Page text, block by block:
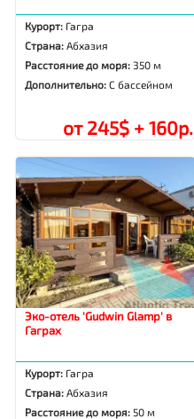
Курорт: Гагра
Страна: Абхазия
Расстояние до моря: 350 м
Дополнительно:С бассейном
от 245$ + 160р.
Эко-отель 'Gudwin Glamp' в
Гаграх
Курорт: Гагра
Страна: Абхазия
Расстояние до моря: 50 м